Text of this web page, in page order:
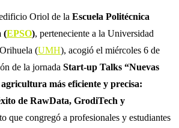
Oriol de la Escuela Politécnica
(EPSO), perteneciente a la Universidad
(UMH), acogió el miércoles 6 de
de la jornada Start-up Talks “Nuevas
más eficiente y precisa:
de RawData, GrodiTech y
que congregó a profesionales y estudiantes